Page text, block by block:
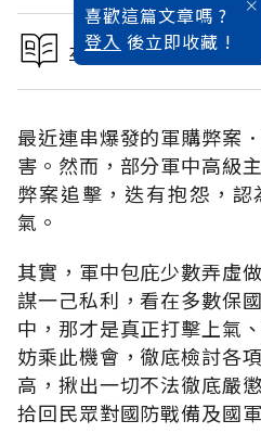
喜歡這篇文章嗎 ?
登入 後立即收藏 !
本文出自 1994 / 3月
最近連串爆發的軍購弊案
害。然而，部分軍中高級
弊案追擊，迭有抱怨，
氣。
其實，軍中包庇少數弄虛
謀一己私利，看在多數保
中，那才是真正打擊上氣
妨乘此機會，徹底檢討各
高，揪出一切不法徹底嚴
拾回民眾對國防戰備及國